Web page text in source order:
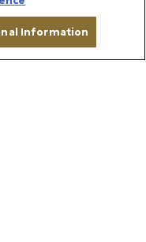
Information